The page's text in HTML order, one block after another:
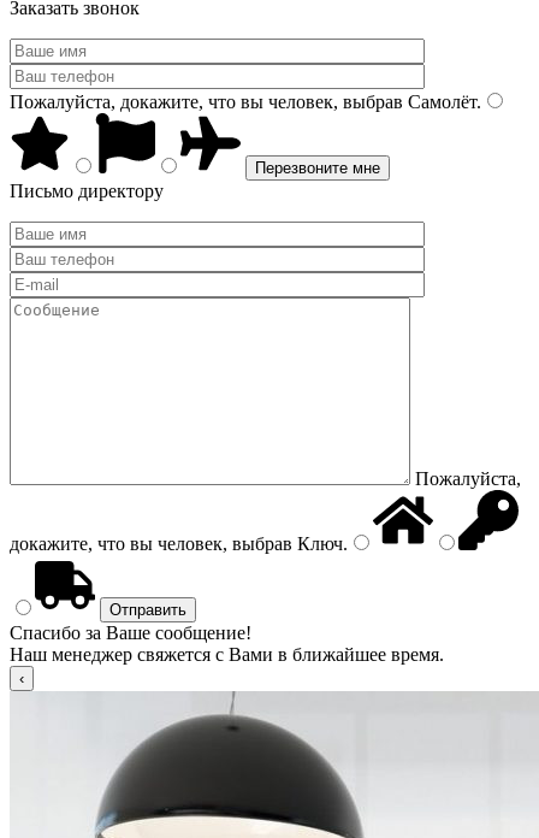
Заказать звонок
Пожалуйста, докажите, что вы человек, выбрав Самолёт.
Письмо директору
Пожалуйста,
докажите, что вы человек, выбрав Ключ.
Спасибо за Ваше сообщение!
Наш менеджер свяжется с Вами в ближайшее время.